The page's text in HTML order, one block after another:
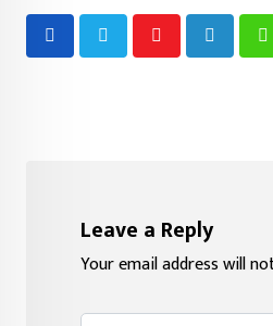
YoutubeLinkedIn
Leave a Reply
Your email address will